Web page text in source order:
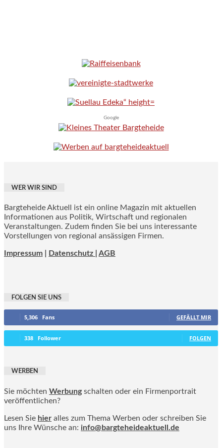
Google
WER WIR SIND
Bargteheide Aktuell ist ein online Magazin mit aktuellen
Informationen aus Politik, Wirtschaft und regionalen
Veranstaltungen. Zudem finden Sie bei uns interessante
Vorstellungen von regional ansässigen Firmen.
Impressum Datenschutz | AGB
FOLGEN SIE UNS
5,306 Fans GEFÄLLT MIR
338 Follower FOLGEN
WERBEN
Sie möchten Werbung schalten oder ein Firmenportrait
veröffentlichen?
Lesen Sie hier alles zum Thema Werben oder schreiben Sie
uns Ihre Wünsche an: info@bargteheideaktuell.de